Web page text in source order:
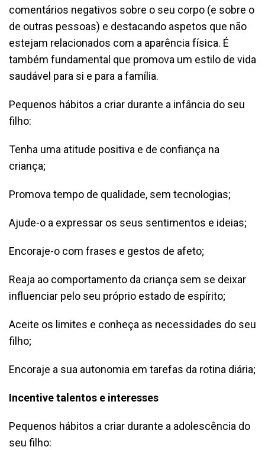
comentários negativos sobre o seu corpo (e sobre o
de outras pessoas) e destacando aspetos que não
estejam relacionados com a aparência física. É
também fundamental que promova um estilo de vida
saudável para si e para a família.
Pequenos hábitos a criar durante a infância do seu
filho:
Tenha uma atitude positiva e de confiança na
criança;
Promova tempo de qualidade, sem tecnologias;
Ajude-o a expressar os seus sentimentos e ideias;
Encoraje-o com frases e gestos de afeto;
Reaja ao comportamento da criança sem se deixar
influenciar pelo seu próprio estado de espírito;
Aceite os limites e conheça as necessidades do seu
filho;
Encoraje a sua autonomia em tarefas da rotina diária;
Incentive talentos e interesses
Pequenos hábitos a criar durante a adolescência do
seu filho: